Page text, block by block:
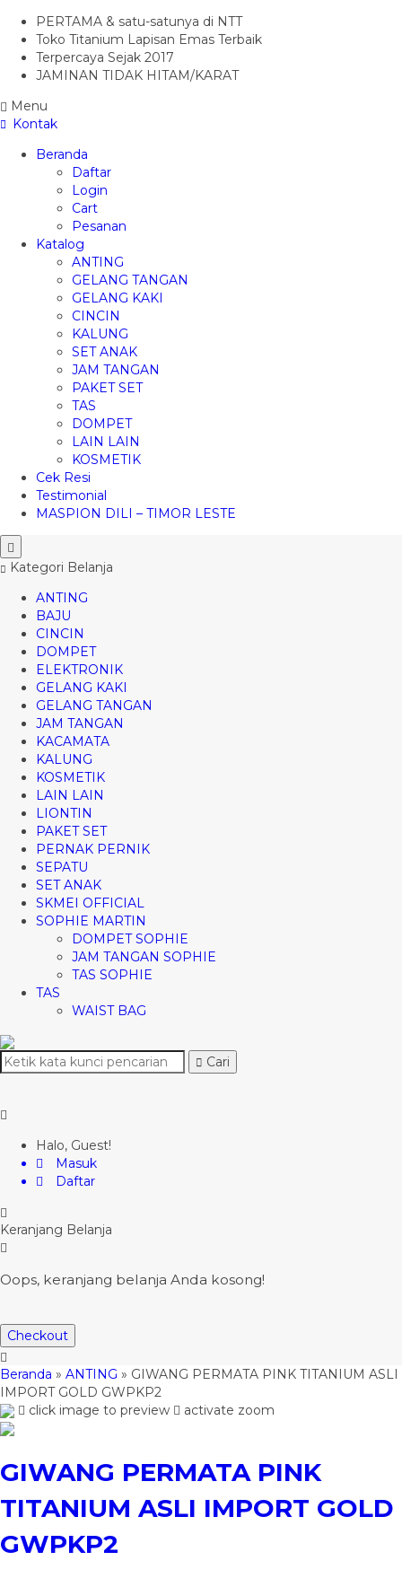
PERTAMA & satu-satunya di NTT
Toko Titanium Lapisan Emas Terbaik
Terpercaya Sejak 2017
JAMINAN TIDAK HITAM/KARAT
Menu
Kontak
Beranda
Daftar
Login
Cart
Pesanan
Katalog
ANTING
GELANG TANGAN
GELANG KAKI
CINCIN
KALUNG
SET ANAK
JAM TANGAN
PAKET SET
TAS
DOMPET
LAIN LAIN
KOSMETIK
Cek Resi
Testimonial
MASPION DILI – TIMOR LESTE
Kategori Belanja
ANTING
BAJU
CINCIN
DOMPET
ELEKTRONIK
GELANG KAKI
GELANG TANGAN
JAM TANGAN
KACAMATA
KALUNG
KOSMETIK
LAIN LAIN
LIONTIN
PAKET SET
PERNAK PERNIK
SEPATU
SET ANAK
SKMEI OFFICIAL
SOPHIE MARTIN
DOMPET SOPHIE
JAM TANGAN SOPHIE
TAS SOPHIE
TAS
WAIST BAG
Cari
Halo, Guest!
Masuk
Daftar
Keranjang Belanja
Oops, keranjang belanja Anda kosong!
Checkout
Beranda » ANTING » GIWANG PERMATA PINK TITANIUM ASLI
IMPORT GOLD GWPKP2
click image to preview
activate zoom
GIWANG PERMATA PINK
TITANIUM ASLI IMPORT GOLD
GWPKP2